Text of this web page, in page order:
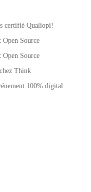
certifié Qualiopi!
Open Source
Open Source
Think
100% digital